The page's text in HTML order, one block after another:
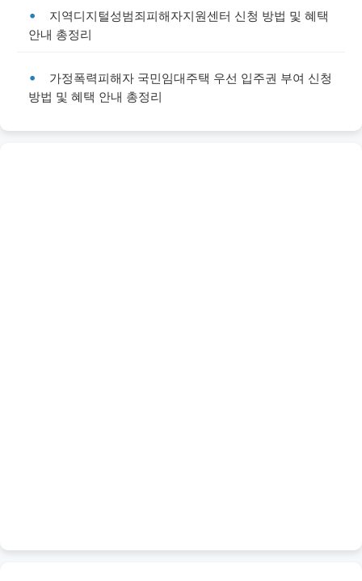
지역디지털성범죄피해자지원센터 신청 방법 및 혜택
안내 총정리
가정폭력피해자 국민임대주택 우선 입주권 부여 신청
방법 및 혜택 안내 총정리